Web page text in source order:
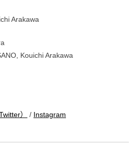
Arakawa
Kouichi Arakawa
） / Instagram